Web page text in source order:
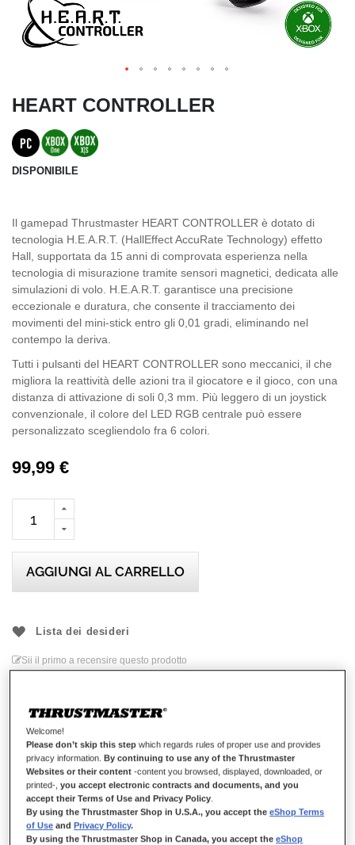
HEART CONTROLLER
DISPONIBILE
Il gamepad Thrustmaster HEART CONTROLLER è dotato di
tecnologia H.E.A.R.T. (HallEffect AccuRate Technology) effetto
Hall, supportata da 15 anni di comprovata esperienza nella
tecnologia di misurazione tramite sensori magnetici, dedicata alle
simulazioni di volo. H.E.A.R.T. garantisce una precisione
eccezionale e duratura, che consente il tracciamento dei
movimenti del mini-stick entro gli 0,01 gradi, eliminando nel
contempo la deriva.
Tutti i pulsanti del HEART CONTROLLER sono meccanici, il che
migliora la reattività delle azioni tra il giocatore e il gioco, con una
distanza di attivazione di soli 0,3 mm. Più leggero di un joystick
convenzionale, il colore del LED RGB centrale può essere
personalizzato scegliendolo fra 6 colori.
Serie X|S, Xbox One e PC in ambiente Windows 10 e 11.
99,99 €
AGGIUNGI AL CARRELLO
Lista dei desideri
Sii il primo a recensire questo prodotto
PULSE BEYOND TIME
Il gamepad HEART CONTROLLER racchiude 15 anni di
competenza nella tecnologia H.E.A.R.T. (HallEffect AccuRate
Technology) effetto Hall concepita per simulazioni di volo
avanzate. Garantisce una precisione e una affidabilità nel
Welcome!
Please don’t skip this step which regards rules of proper use and provides
privacy information. By continuing to use any of the Thrustmaster
Websites or their content -content you browsed, displayed, downloaded, or
printed-,you accept electronic contracts and documents, and you
accept their Terms of Use and Privacy Policy
By using the Thrustmaster Shop in U.S.A., you accept theeShop Terms
of Use and Privacy Policy.
By using the Thrustmaster Shop in Canada, you accept theeShop